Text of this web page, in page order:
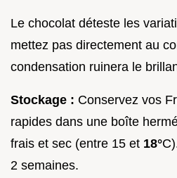
Le chocolat déteste les
mettez pas directement au
condensation ruinera le
Stockage : Conservez vos
rapides dans une boîte
frais et sec (entre 15 et 18°
2 semaines.